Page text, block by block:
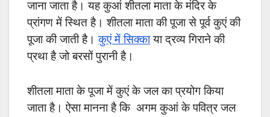
जाना जाता है। यह कुआं शीतला माता के मंदिर के
प्रांगण में स्थित है। शीतला माता की पूजा से पूर्व कुएं की
पूजा की जाती है।कुएं में सिक्काया द्रव्य गिराने की
प्रथा है जो बरसों पुरानी है।
शीतला माता के पूजा में कुएं के जल का प्रयोग किया
जाता है। ऐसा मानना है कि अगम कुआं के पवित्र जल